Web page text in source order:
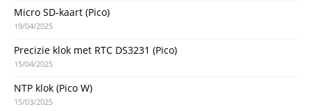
Micro SD-kaart (Pico)
19/04/2025
Precizie klok met RTC DS3231 (Pico)
15/04/2025
NTP klok (Pico W)
15/03/2025